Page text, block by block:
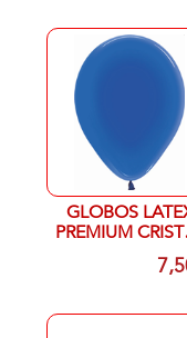
GLOBOS
PREMIUM
AZUL 340 r-12